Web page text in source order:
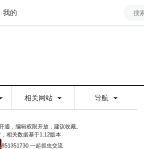
我的
相关网站 导航
通，编辑权限开放，建议收藏。
相关数据基于1.12版本
851351730 一起抓虫交流